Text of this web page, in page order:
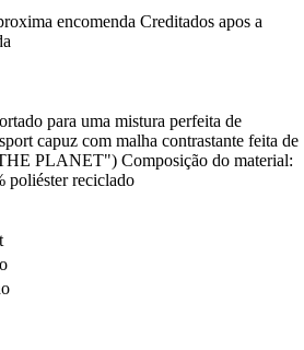
encomenda Creditados apos a
para uma mistura perfeita de
capuz com malha contrastante feita de
PLANET") Composição do material:
poliéster reciclado